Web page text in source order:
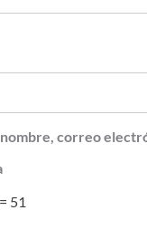
correo
= 51